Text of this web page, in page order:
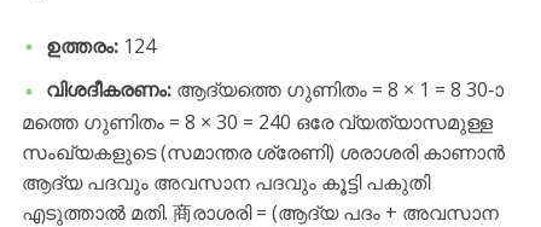
ഉത്തരം:124
വിശദീകരണം:ആദ്യത്തെ ഗുണിതം = 8 × 1 = 8 30-ാ
മത്തെ ഗുണിതം = 8 × 30 = 240 ഒരേ വ്യത്യാസമുള്ള
സംഖ്യകളുടെ (സമാന്തര ശ്രേണി) ശരാശരി കാണാൻ
ആദ്യ പദവും അവസാന പദവും കൂട്ടി പകുതി
എടുത്താൽ മതി. 商രാശരി = (ആദ്യ പദം + അവസാന